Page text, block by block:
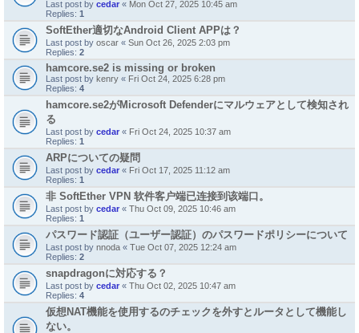
Last post by cedar « Mon Oct 27, 2025 10:45 am
Replies: 1
SoftEther適切なAndroid Client APPは？
Last post by oscar « Sun Oct 26, 2025 2:03 pm
Replies: 2
hamcore.se2 is missing or broken
Last post by kenry « Fri Oct 24, 2025 6:28 pm
Replies: 4
hamcore.se2がMicrosoft Defenderにマルウェアとして検知され
る
Last post by cedar « Fri Oct 24, 2025 10:37 am
Replies: 1
ARPについての疑問
Last post by cedar « Fri Oct 17, 2025 11:12 am
Replies: 1
非 SoftEther VPN 软件客户端已连接到该端口。
Last post by cedar « Thu Oct 09, 2025 10:46 am
Replies: 1
パスワード認証（ユーザー認証）のパスワードポリシーについて
Last post by nnoda « Tue Oct 07, 2025 12:24 am
Replies: 2
snapdragonに対応する？
Last post by cedar « Thu Oct 02, 2025 10:47 am
Replies: 4
仮想NAT機能を使用するのチェックを外すとルータとして機能し
ない。